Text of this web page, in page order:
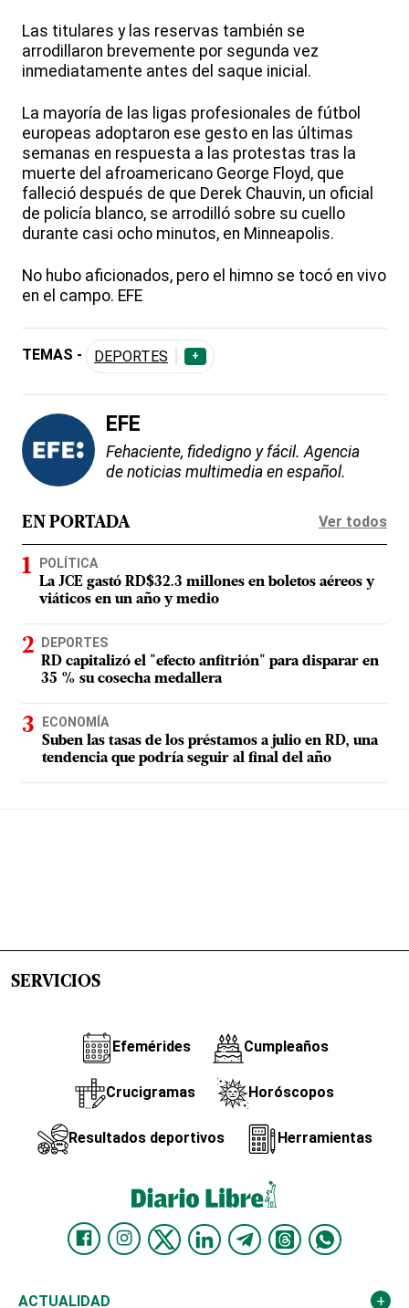
Las titulares y las reservas también se
arrodillaron brevemente por segunda vez
inmediatamente antes del saque inicial.
La mayoría de las ligas profesionales de fútbol
europeas adoptaron ese gesto en las últimas
semanas en respuesta a las protestas tras la
muerte del afroamericano George Floyd, que
falleció después de que Derek Chauvin, un oficial
de policía blanco, se arrodilló sobre su cuello
durante casi ocho minutos, en Minneapolis.
No hubo aficionados, pero el himno se tocó en vivo
en el campo. EFE
TEMAS - DEPORTES +
EFE
Fehaciente, fidedigno y fácil. Agencia
de noticias multimedia en español.
EN PORTADA Ver todos
POLÍTICA
La JCE gastó RD$32.3 millones en boletos aéreos y
viáticos en un año y medio
DEPORTES
RD capitalizó el "efecto anfitrión" para disparar en
35 % su cosecha medallera
ECONOMÍA
Suben las tasas de los préstamos a julio en RD, una
tendencia que podría seguir al final del año
SERVICIOS
Efemérides Cumpleaños
Crucigramas Horóscopos
Resultados deportivos Herramientas
ACTUALIDAD